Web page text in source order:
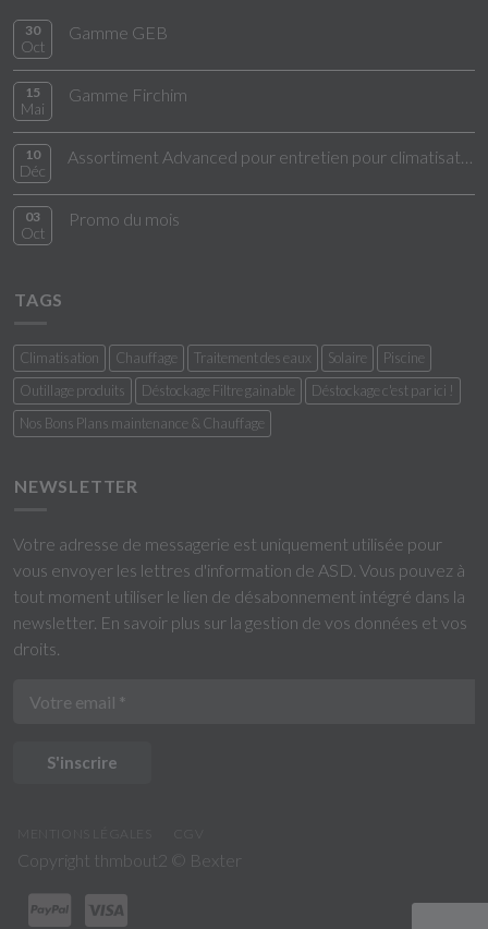
30
Oct
Gamme GEB
15
Mai
Gamme Firchim
10
Déc
03
Oct
Promo du mois
TAGS
Climatisation Chauffage Traitement des eaux Solaire
Piscine
Outillage produits
Déstockage Filtre gainable
Déstockage c'est par ici !
Nos Bons Plans maintenance & Chauffage
NEWSLETTER
Votre adresse de messagerie est uniquement utilisée pour
vous envoyer les lettres d'information de ASD. Vous pouvez à
tout moment utiliser le lien de désabonnement intégré dans la
newsletter. En savoir plus sur la gestion de vos données et vos
droits
S'inscrire
Copyright thmbout2 © Bexter